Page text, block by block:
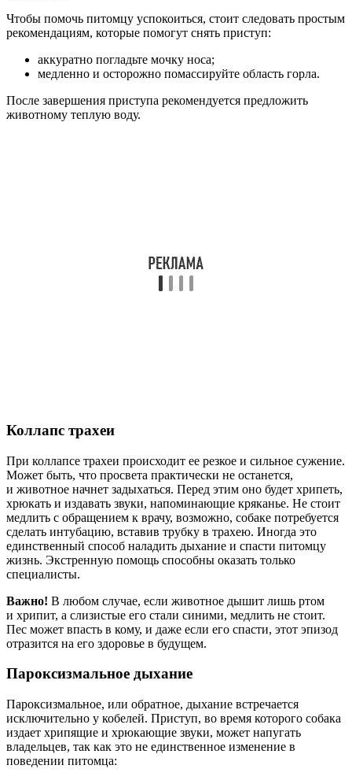
Чтобы помочь питомцу успокоиться, стоит следовать простым
рекомендациям, которые помогут снять приступ:
аккуратно погладьте мочку носа;
медленно и осторожно помассируйте область горла.
После завершения приступа рекомендуется предложить
животному теплую воду.
Коллапс трахеи
При коллапсе трахеи происходит ее резкое и сильное сужение.
Может быть, что просвета практически не останется,
и животное начнет задыхаться. Перед этим оно будет хрипеть,
хрюкать и издавать звуки, напоминающие кряканье. Не стоит
медлить с обращением к врачу, возможно, собаке потребуется
сделать интубацию, вставив трубку в трахею. Иногда это
единственный способ наладить дыхание и спасти питомцу
жизнь. Экстренную помощь способны оказать только
специалисты.
Важно! В любом случае, если животное дышит лишь ртом
и хрипит, а слизистые его стали синими, медлить не стоит.
Пес может впасть в кому, и даже если его спасти, этот эпизод
отразится на его здоровье в будущем.
Пароксизмальное дыхание
Пароксизмальное, или обратное, дыхание встречается
исключительно у кобелей. Приступ, во время которого собака
издает хрипящие и хрюкающие звуки, может напугать
владельцев, так как это не единственное изменение в
поведении питомца: